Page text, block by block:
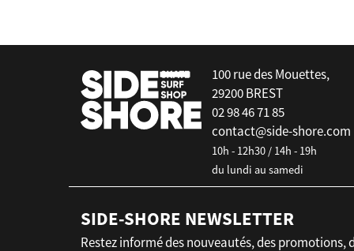
100 rue des Mouettes,
29200 BREST
02 98 46 71 85
contact@side-shore.com
10h - 12h30 / 14h - 19h
du lundi au samedi
SIDE-SHORE NEWSLETTER
Restez informé des nouveautés, des promotions,